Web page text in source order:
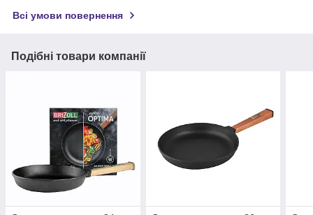
Всі умови повернення
Подібні товари компанії